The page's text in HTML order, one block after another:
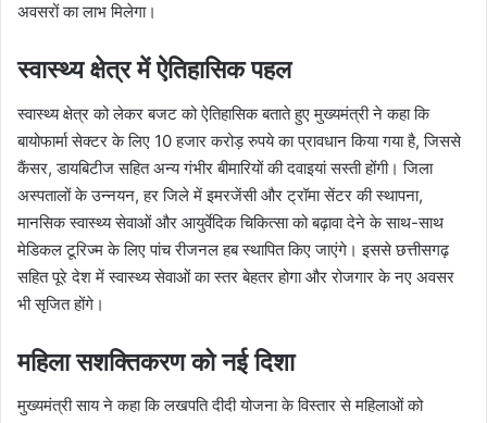
अवसरों का लाभ मिलेगा।
स्वास्थ्य क्षेत्र में ऐतिहासिक पहल
स्वास्थ्य क्षेत्र को लेकर बजट को ऐतिहासिक बताते हुए मुख्यमंत्री ने कहा कि
बायोफार्मा सेक्टर के लिए 10 हजार करोड़ रुपये का प्रावधान किया गया है, जिससे
कैंसर, डायबिटीज सहित अन्य गंभीर बीमारियों की दवाइयां सस्ती होंगी। जिला
अस्पतालों के उन्नयन, हर जिले में इमरजेंसी और ट्रॉमा सेंटर की स्थापना,
मानसिक स्वास्थ्य सेवाओं और आयुर्वेदिक चिकित्सा को बढ़ावा देने के साथ-साथ
मेडिकल टूरिज्म के लिए पांच रीजनल हब स्थापित किए जाएंगे। इससे छत्तीसगढ़
सहित पूरे देश में स्वास्थ्य सेवाओं का स्तर बेहतर होगा और रोजगार के नए अवसर
भी सृजित होंगे।
महिला सशक्तिकरण को नई दिशा
मुख्यमंत्री साय ने कहा कि लखपति दीदी योजना के विस्तार से महिलाओं को